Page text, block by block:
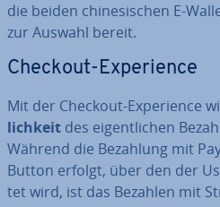
die beiden chi­ne­si­schen E-
zur Auswahl bereit.
Checkout-Ex­pe­ri­ence
Mit der Checkout-Ex­pe­ri­ence
lich­keit des ei­gent­li­chen
Während die Bezahlung mit
Button erfolgt, über den der
tet wird, ist das Bezahlen mit